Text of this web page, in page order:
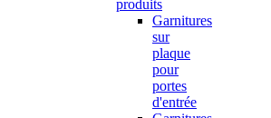
produits
Garnitures
sur
plaque
pour
portes
d'entrée